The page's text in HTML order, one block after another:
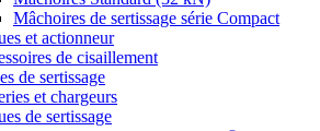
Mâchoires de sertissage série Compact
et actionneur
de cisaillement
de sertissage
et chargeurs
de sertissage